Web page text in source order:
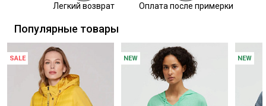
Самовывоз из пункта выдачи СДЭК
Легкий возврат Оплата после примерки
Популярные товары
SALE NEW NEW